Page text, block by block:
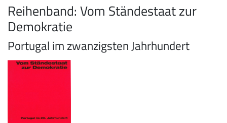
All of DSpace
Reihenband: Vom Ständestaat zur
Demokratie
Portugal im zwanzigsten Jahrhundert